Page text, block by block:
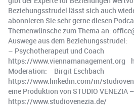
Beziehungsstrudel lässt sich auch
abonnieren Sie sehr gerne diesen
Themenwünsche zum Thema an:
Auswege aus dem Beziehungsstrudel:
– Psychotherapeut und Coach
https://www.viennamanagement.org
Moderation: Birgit Eschbach
https://www.linkedin.com/in/
eine Produktion von STUDIO VENEZIA
https://www.studiovenezia.de/